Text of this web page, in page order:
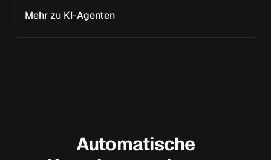
Mehr zu KI-Agenten
Automatische